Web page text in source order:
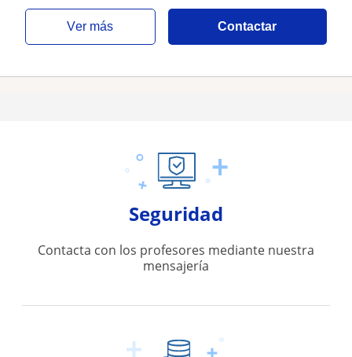
ver más Contactar
Seguridad
Contacta con los profesores mediante nuestra
mensajería